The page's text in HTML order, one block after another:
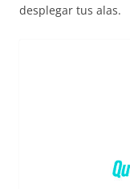
desplegar tus alas.